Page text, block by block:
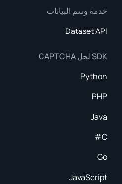
خدمة وسم البيانات
Dataset API
SDK لحل CAPTCHA
Python
PHP
Java
C#
Go
JavaScript